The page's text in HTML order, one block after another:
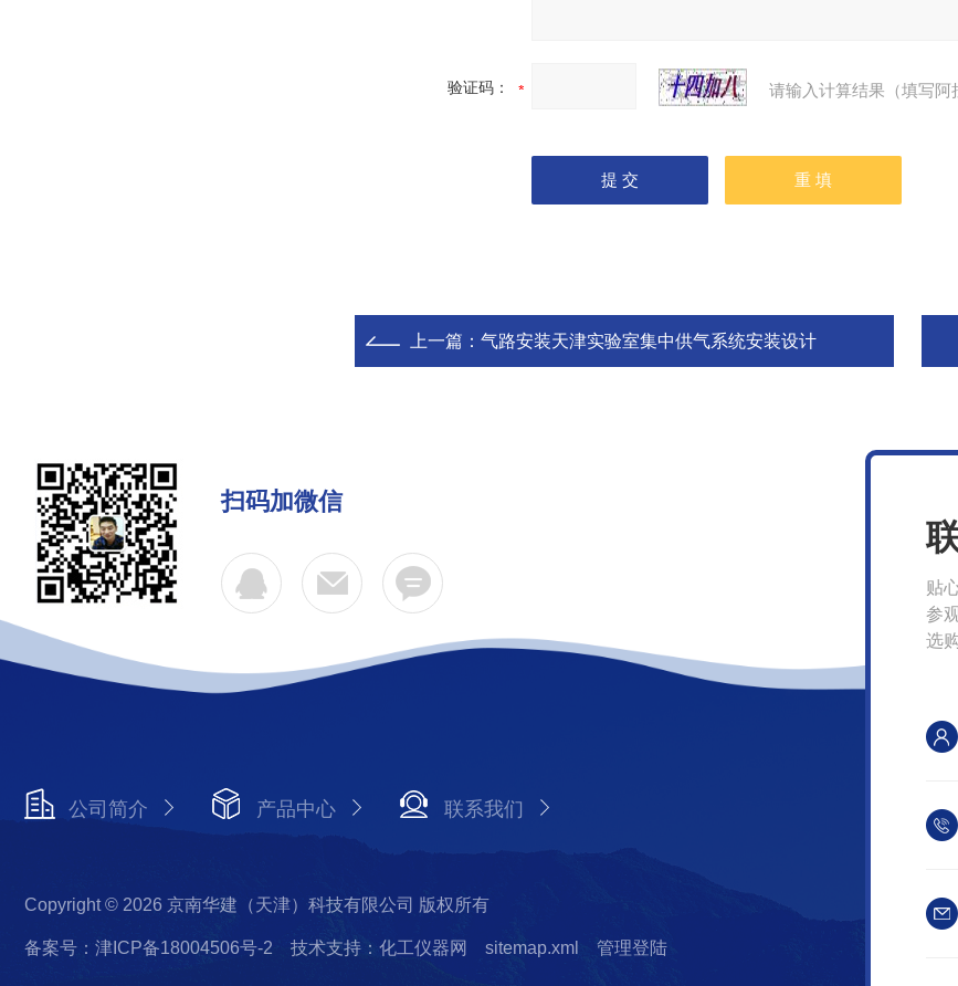
验证码： 请输入计算结果（填写
上一篇： 气路安装天津实验室集中供气系统安装设计
扫码加微信
公司简介 产品中心 联系我们
Copyright © 2026 京南华建（天津）科技有限公司 版权所有
备案号：津ICP备18004506号-2 技术支持：化工仪器网 sitemap.xml 管理登陆
贴
参
选